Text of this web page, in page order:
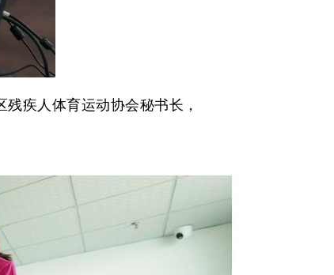
疾人体育运动协会秘书长，